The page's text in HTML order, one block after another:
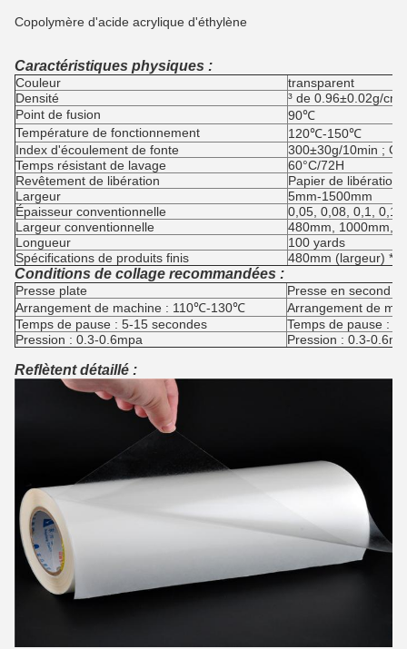
Copolymère d'acide acrylique d'éthylène
Caractéristiques physiques :
Couleur
transparent
Densité
³ de 0.96±0.02g/cm
Point de fusion
90℃
Température de fonctionnement
120℃-150℃
Index d'écoulement de fonte
300±30g/10min ;
Temps résistant de lavage
60°C/72H
Revêtement de libération
Papier de libération
Largeur
5mm-1500mm
Épaisseur conventionnelle
0,05, 0,08, 0,1,
Largeur conventionnelle
480mm, 1000mm,
Longueur
100 yards
Spécifications de produits finis
480mm (largeur)
Conditions de collage recommandées :
Presse plate
Presse en second
Arrangement de machine : 110℃-130℃
Arrangement de
Temps de pause : 5-15 secondes
Temps de pause :
Pression : 0.3-0.6mpa
Pression : 0.3-
Reflètent détaillé :